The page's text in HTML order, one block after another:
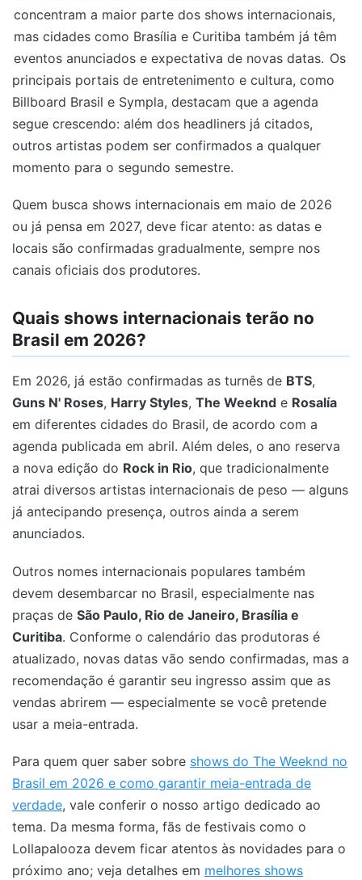
concentram a maior parte dos shows internacionais,
mas cidades como Brasília e Curitiba também já têm
eventos anunciados e expectativa de novas datas. Os
principais portais de entretenimento e cultura, como
Billboard Brasil e Sympla, destacam que a agenda
segue crescendo: além dos headliners já citados,
outros artistas podem ser confirmados a qualquer
momento para o segundo semestre.
Quem busca shows internacionais em maio de 2026
ou já pensa em 2027, deve ficar atento: as datas e
locais são confirmadas gradualmente, sempre nos
canais oficiais dos produtores.
Quais shows internacionais terão no
Brasil em 2026?
Em 2026, já estão confirmadas as turnês de BTS,
Guns N' Roses, Harry Styles, The Weeknd e Rosalía
em diferentes cidades do Brasil, de acordo com a
agenda publicada em abril. Além deles, o ano reserva
a nova edição do Rock in Rio, que tradicionalmente
atrai diversos artistas internacionais de peso — alguns
já antecipando presença, outros ainda a serem
anunciados.
Outros nomes internacionais populares também
devem desembarcar no Brasil, especialmente nas
praças de São Paulo, Rio de Janeiro, Brasília e
Curitiba. Conforme o calendário das produtoras é
atualizado, novas datas vão sendo confirmadas, mas a
recomendação é garantir seu ingresso assim que as
vendas abrirem — especialmente se você pretende
usar a meia-entrada.
Para quem quer saber sobre shows do The Weeknd no
Brasil em 2026 e como garantir meia-entrada de
verdade, vale conferir o nosso artigo dedicado ao
tema. Da mesma forma, fãs de festivais como o
Lollapalooza devem ficar atentos às novidades para o
próximo ano; veja detalhes em melhores shows